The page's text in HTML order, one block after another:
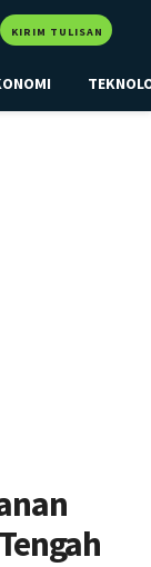
KIRIM TULISAN